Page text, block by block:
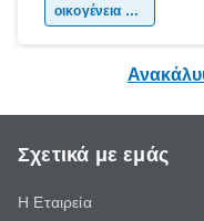
χώρας. Είτεοικογένεια & παιδί
Σχετικά με εμάς
Η Εταιρεία